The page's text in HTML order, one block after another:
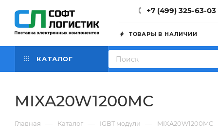
+7 (499) 325-63-03
ТОВАРЫ В НАЛИЧИИ
КАТАЛОГ
MIXA20W1200MC
Главная — Каталог — IGBT модули — MIXA20W1200MC